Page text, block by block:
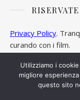
Privacy Policy.
curando con i film.
Utilizziamo i
migliore
questo sito